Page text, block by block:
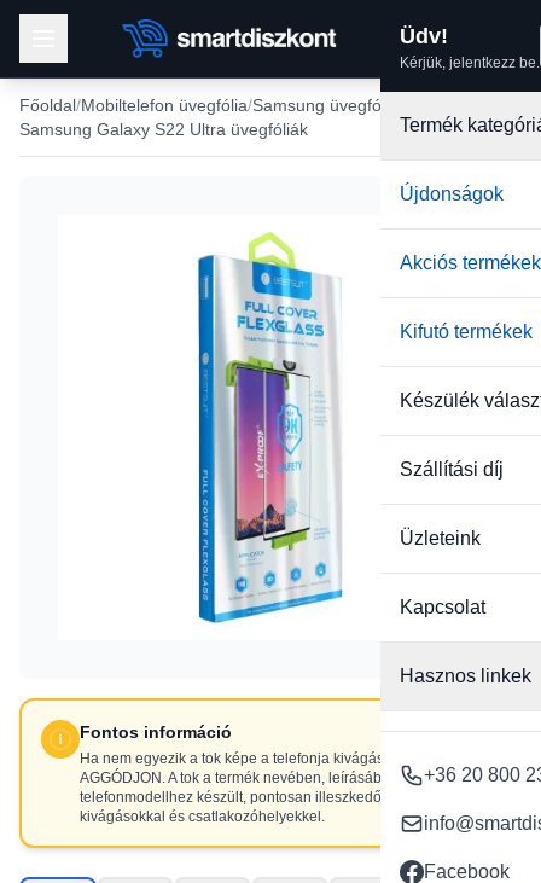
Üdv!
Kérjük, jelentkezz be.
Termék
Újdonságok
Akciós termékek
Kifutó termékek
Készülék
Szállítási díj
Üzleteink
Kapcsolat
Hasznos linkek
+36 20 800
Facebook
Főoldal Mobiltelefon üvegfólia Samsung üvegfólia
Samsung Galaxy S22 Ultra üvegfóliák
Fontos információ
Ha nem egyezik a tok képe a telefonja kivágásaival, NE
AGGÓDJON. A tok a termék nevében, leírásában szereplő
telefonmodellhez készült, pontosan illeszkedő
kivágásokkal és csatlakozóhelyekkel.